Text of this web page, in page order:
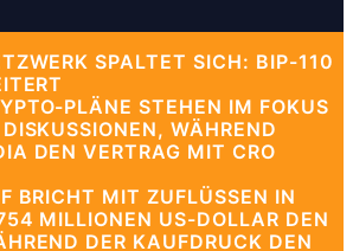
SPALTET SICH: BIP-110
PLÄNE STEHEN IM FOKUS
WÄHREND
DEN VERTRAG MIT CRO
BRICHT MIT ZUFLÜSSEN IN
MILLIONEN US-DOLLAR DEN
DER KAUFDRUCK DEN